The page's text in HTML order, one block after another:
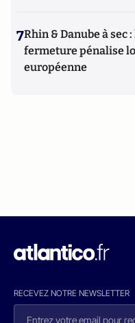
7Rhin & Danube à sec
fermeture pénalise
européenne
RECEVEZ NOTRE NEWSLETTER